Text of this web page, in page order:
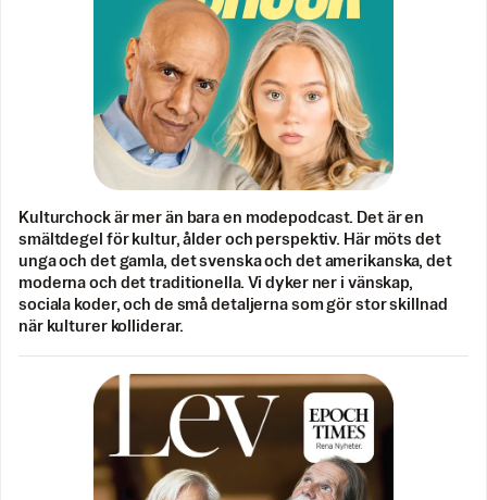
Kulturchock är mer än bara en modepodcast. Det är en
smältdegel för kultur, ålder och perspektiv. Här möts det
unga och det gamla, det svenska och det amerikanska, det
moderna och det traditionella. Vi dyker ner i vänskap,
sociala koder, och de små detaljerna som gör stor skillnad
när kulturer kolliderar.